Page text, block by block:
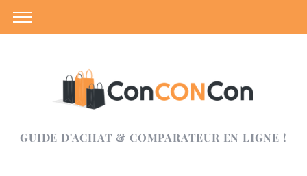
GUIDE D'ACHAT & COMPARATEUR EN LIGNE !